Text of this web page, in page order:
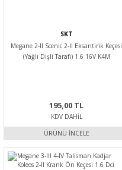
SKT
Megane 2-II Scenic 2-II Eksantirik Keçesi
(Yağlı Dişli Tarafı) 1.6 16V K4M
195,00 TL
KDV DAHIL
ÜRÜNÜ İNCELE